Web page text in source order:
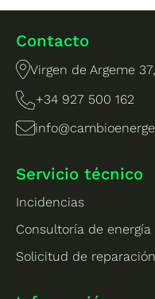
Contacto
Virgen de Argeme
+34 927 500 162
Servicio técnico
Incidencias
Consultoría de energía
Solicitud de reparación